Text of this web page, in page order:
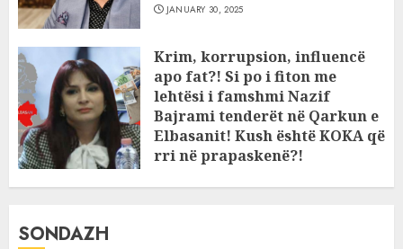
JANUARY 30, 2025
Krim, korrupsion, influencë
apo fat?! Si po i fiton me
lehtësi i famshmi Nazif
Bajrami tenderët në Qarkun e
Elbasanit! Kush është KOKA që
rri në prapaskenë?!
SONDAZH